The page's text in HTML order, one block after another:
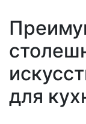
для